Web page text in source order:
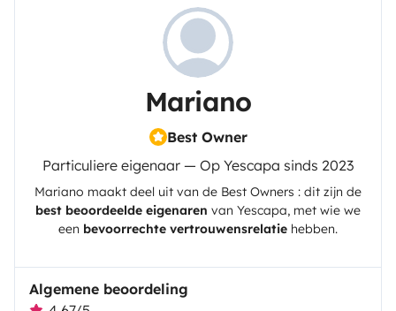
Mariano
Best Owner
Particuliere eigenaar — Op Yescapa sinds 2023
Mariano maakt deel uit van de Best Owners : dit zijn de
best beoordeelde eigenaren van Yescapa, met wie we
een bevoorrechte vertrouwensrelatie hebben.
Algemene beoordeling